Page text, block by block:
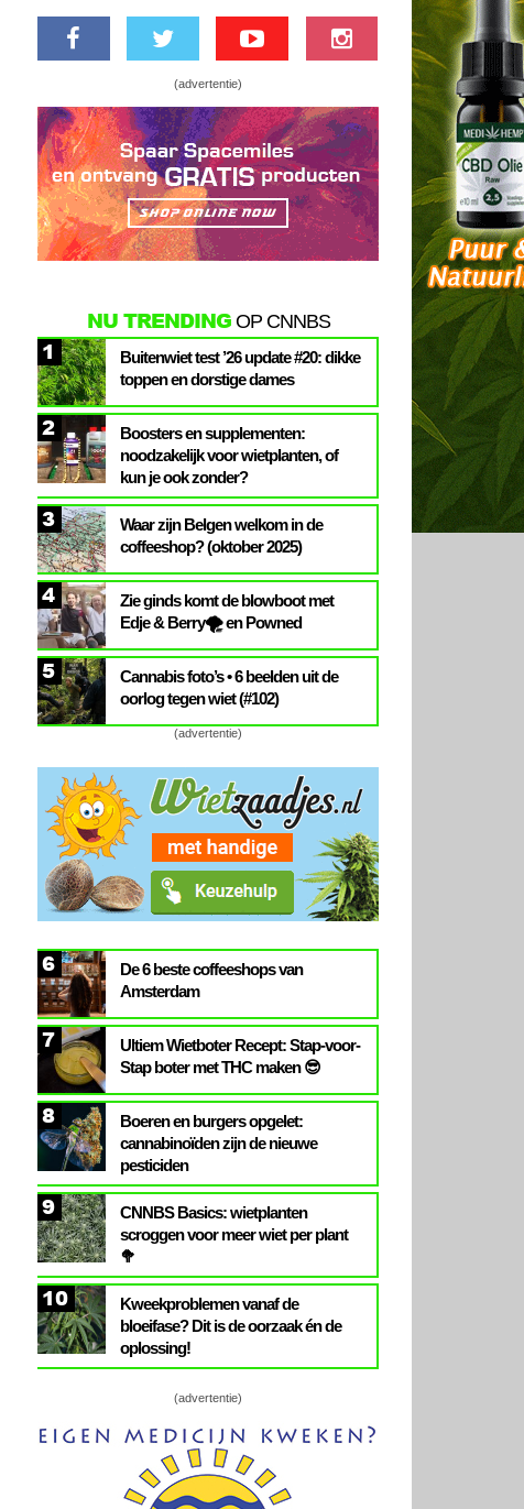
(advertentie)
NU TRENDINGOP CNNBS
1
Buitenwiet test ’26 update #20: dikke
toppen en dorstige dames
2
Boosters en supplementen:
noodzakelijk voor wietplanten, of
kun je ook zonder?
3
Waar zijn Belgen welkom in de
coffeeshop? (oktober 2025)
4
Zie ginds komt de blowboot met
Edje & Berry🌪️ en Powned
5
Cannabis foto’s • 6 beelden uit de
oorlog tegen wiet (#102)
(advertentie)
6
De 6 beste coffeeshops van
Amsterdam
7
Ultiem Wietboter Recept: Stap-voor-
Stap boter met THC maken 😎
8
Boeren en burgers opgelet:
cannabinoïden zijn de nieuwe
pesticiden
9
CNNBS Basics: wietplanten
scroggen voor meer wiet per plant
🥦
10
Kweekproblemen vanaf de
bloeifase? Dit is de oorzaak én de
oplossing!
(advertentie)